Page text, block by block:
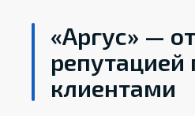
«Аргус» —
репутацией
клиентами